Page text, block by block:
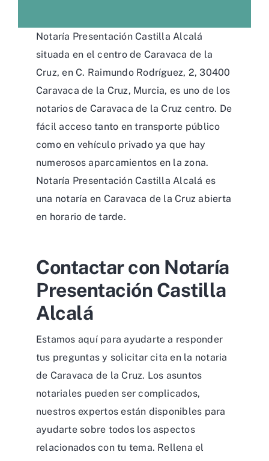
Notaría Presentación Castilla Alcalá
situada en el centro de Caravaca de la
Cruz, en C. Raimundo Rodríguez, 2, 30400
Caravaca de la Cruz, Murcia, es uno de los
notarios de Caravaca de la Cruz centro. De
fácil acceso tanto en transporte público
como en vehículo privado ya que hay
numerosos aparcamientos en la zona.
Notaría Presentación Castilla Alcalá es
una notaría en Caravaca de la Cruz abierta
en horario de tarde.
Contactar con Notaría
Presentación Castilla
Alcalá
Estamos aquí para ayudarte a responder
tus preguntas y solicitar cita en la notaria
de Caravaca de la Cruz. Los asuntos
notariales pueden ser complicados,
nuestros expertos están disponibles para
ayudarte sobre todos los aspectos
relacionados con tu tema. Rellena el